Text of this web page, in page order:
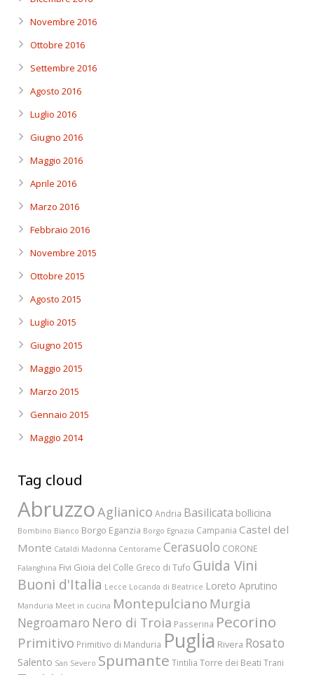
Novembre 2016
Ottobre 2016
Settembre 2016
Agosto 2016
Luglio 2016
Giugno 2016
Maggio 2016
Aprile 2016
Marzo 2016
Febbraio 2016
Novembre 2015
Ottobre 2015
Agosto 2015
Luglio 2015
Giugno 2015
Maggio 2015
Marzo 2015
Gennaio 2015
Maggio 2014
Tag cloud
AbruzzoAglianico Andria Basilicata bollicina
Bombino Bianco Borgo Eganzia Borgo Egnazia Campania Castel del
Monte Cataldi Madonna Centorame Cerasuolo CORONE
Falanghina Fivi Gioia del Colle Greco di Tufo Guida Vini
Buoni d'Italia Lecce Locanda di Beatrice Loreto Aprutino
Manduria Meet in cucina Montepulciano Murgia
Negroamaro Nero di Troia Passerina Pecorino
Primitivo Primitivo di Manduria Puglia Rivera Rosato
Salento San Severo Spumante Tintilia Torre dei Beati Trani